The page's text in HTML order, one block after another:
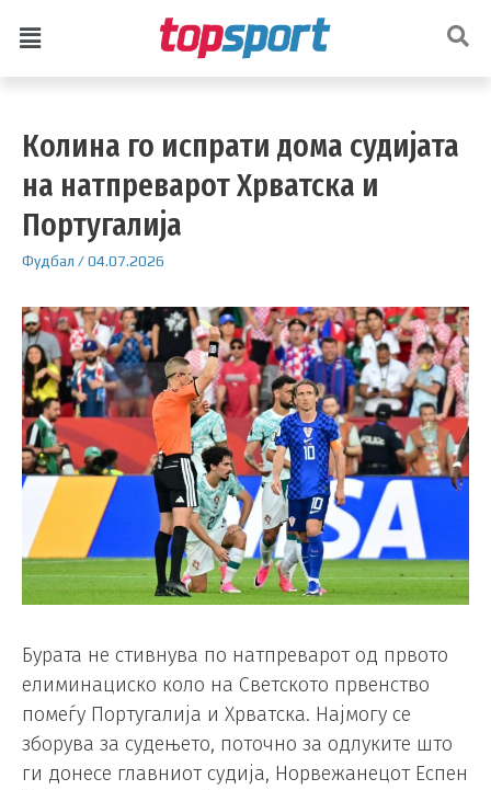
Колина го испрати дома судијата
на натпреварот Хрватска и
Португалија
Фудбал /04.07.2026
Бурата не стивнува по натпреварот од првото
елиминациско коло на Светското првенство
помеѓу Португалија и Хрватска. Најмогу се
зборува за судењето, поточно за одлуките што
ги донесе главниот судија, Норвежанецот Еспен